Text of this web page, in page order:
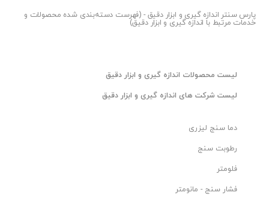
پارس سنتر اندازه گیری و ابزار دقیق - (فهرست دسته‌بندی شده محصولات و
خدمات مرتبط با اندازه گیری و ابزار دقیق)
ليست محصولات اندازه گیری و ابزار دقیق
ليست شرکت های اندازه گیری و ابزار دقیق
دما سنج لیزری
رطوبت سنج
فلومتر
فشار سنج - مانومتر